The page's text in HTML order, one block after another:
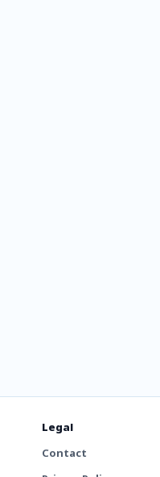
Legal
Contact